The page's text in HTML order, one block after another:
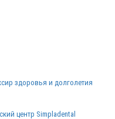
здоровья и долголетия
центр Simpladental